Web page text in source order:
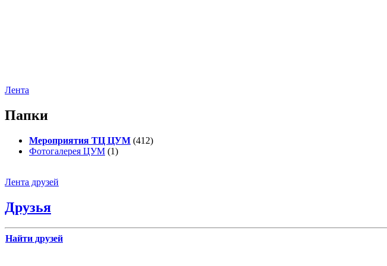
Лента
Папки
Мероприятия ТЦ ЦУМ (412)
Фотогалерея ЦУМ (1)
Лента друзей
Друзья
Найти друзей